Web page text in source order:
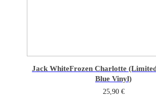
Jack WhiteFrozen Charlotte
Blue Vinyl)
25,90 €